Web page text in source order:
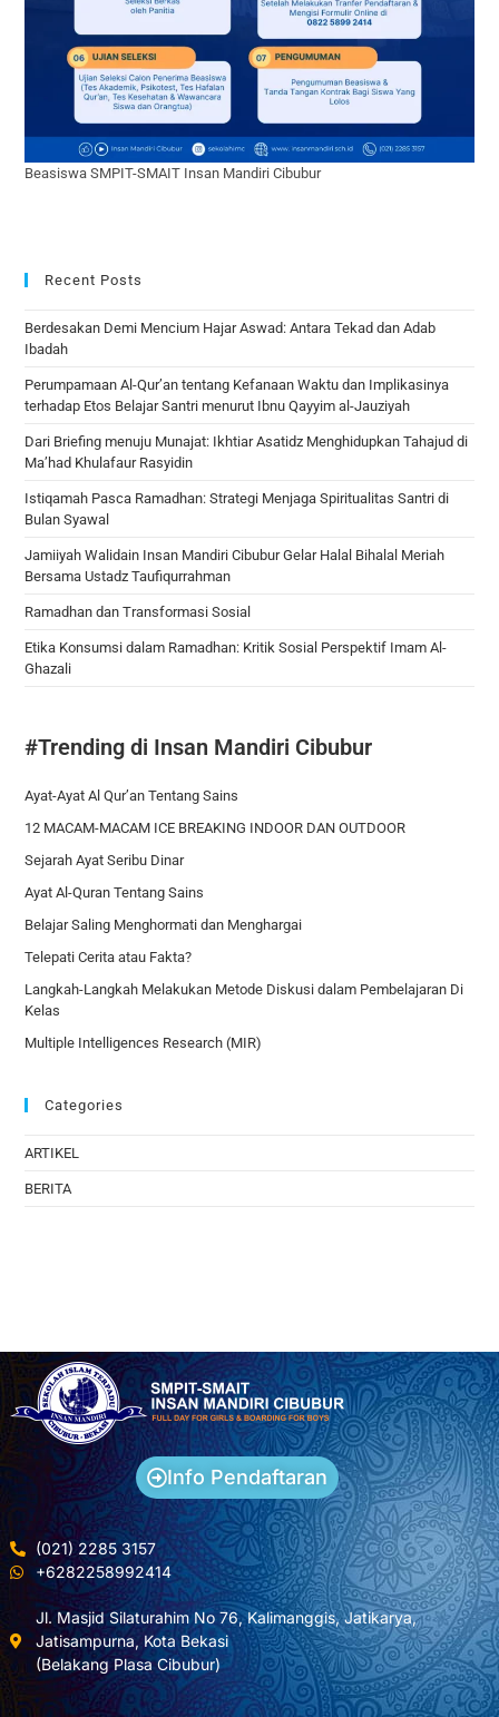
Beasiswa SMPIT-SMAIT Insan Mandiri Cibubur
Recent Posts
Berdesakan Demi Mencium Hajar Aswad: Antara Tekad dan Adab
Ibadah
Perumpamaan Al-Qur’an tentang Kefanaan Waktu dan Implikasinya
terhadap Etos Belajar Santri menurut Ibnu Qayyim al-Jauziyah
Dari Briefing menuju Munajat: Ikhtiar Asatidz Menghidupkan Tahajud di
Ma’had Khulafaur Rasyidin
Istiqamah Pasca Ramadhan: Strategi Menjaga Spiritualitas Santri di
Bulan Syawal
Jamiiyah Walidain Insan Mandiri Cibubur Gelar Halal Bihalal Meriah
Bersama Ustadz Taufiqurrahman
Ramadhan dan Transformasi Sosial
Etika Konsumsi dalam Ramadhan: Kritik Sosial Perspektif Imam Al-
Ghazali
#Trending di Insan Mandiri Cibubur
Ayat-Ayat Al Qur’an Tentang Sains
12 MACAM-MACAM ICE BREAKING INDOOR DAN OUTDOOR
Sejarah Ayat Seribu Dinar
Ayat Al-Quran Tentang Sains
Belajar Saling Menghormati dan Menghargai
Telepati Cerita atau Fakta?
Langkah-Langkah Melakukan Metode Diskusi dalam Pembelajaran Di
Kelas
Multiple Intelligences Research (MIR)
Categories
ARTIKEL
BERITA
Info Pendaftaran
(021) 2285 3157
+6282258992414
Jl. Masjid Silaturahim No 76, Kalimanggis, Jatikarya,
Jatisampurna, Kota Bekasi
(Belakang Plasa Cibubur)